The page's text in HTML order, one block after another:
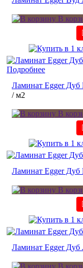
В
Подробнее
Ламинат Egger Дуб
/ м2
В
Ламинат Egger Дуб
В
Ламинат Egger Дуб
В